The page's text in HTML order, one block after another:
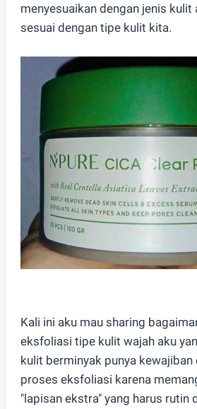
menyesuaikan dengan jenis kulit
sesuai dengan tipe kulit kita.
Kali ini aku mau sharing
eksfoliasi tipe kulit wajah aku
kulit berminyak punya
proses eksfoliasi karena
"lapisan ekstra" yang harus rutin